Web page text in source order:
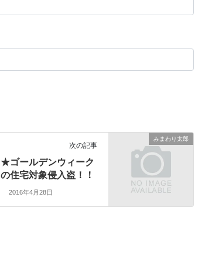
みまわり太郎
次の記事
★ゴールデンウィーク
の住宅対象侵入盗！！
2016年4月28日